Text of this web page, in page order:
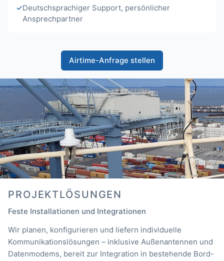
Deutschsprachiger Support, persönlicher
Ansprechpartner
Airtime-Anfrage stellen
PROJEKTLÖSUNGEN
Feste Installationen und Integrationen
Wir planen, konfigurieren und liefern individuelle
Kommunikationslösungen – inklusive Außenantennen und
Datenmodems, bereit zur Integration in bestehende Bord-